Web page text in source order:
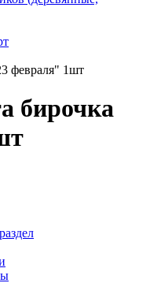
февраля" 1шт
бирочка